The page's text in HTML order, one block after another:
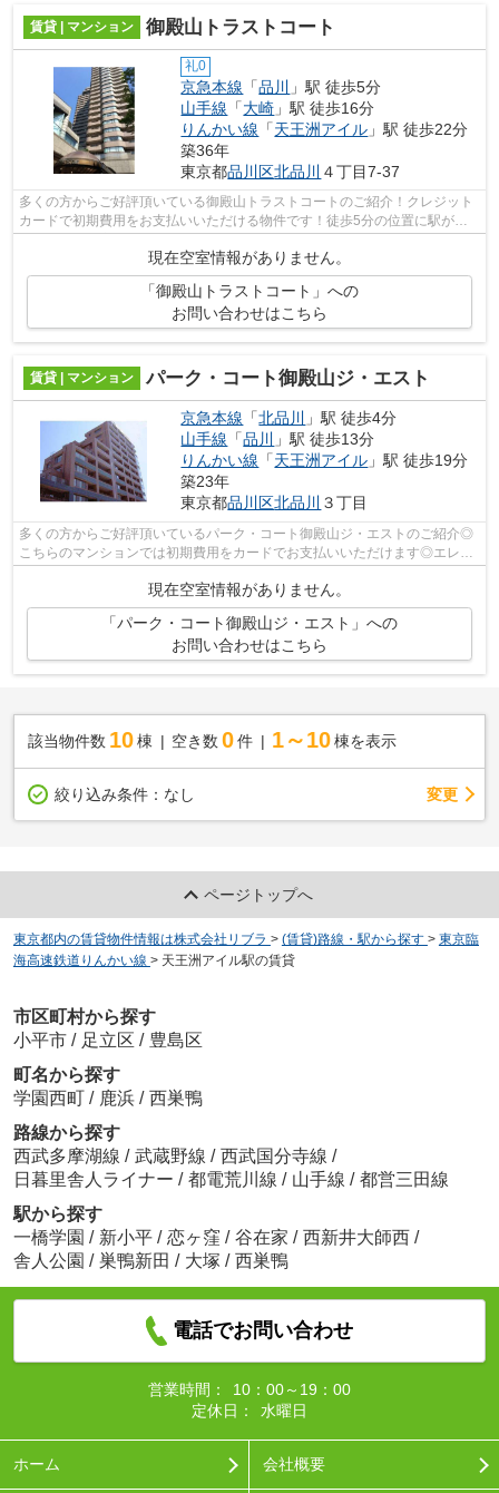
賃貸 | マンション 御殿山トラストコート
礼0
京急本線 「品川
」駅 徒歩5分
山手線 「大崎 」駅 徒歩16分
りんかい線 「天王洲アイル 」駅 徒歩22分
築36年
東京都品川区北品川 ４丁目7-37
多くの方からご好評頂いている御殿山トラストコートのご紹介！クレジット
カードで初期費用をお支払いいただける物件です！徒歩5分の位置に駅があ
現在空室情報がありません。
「御殿山トラストコート」への
お問い合わせはこちら
賃貸 | マンション パーク・コート御殿山ジ・エスト
京急本線 「北品川
」駅 徒歩4分
山手線 「品川
」駅 徒歩13分
りんかい線 「天王洲アイル 」駅 徒歩19分
築23年
東京都品川区北品川 ３丁目
多くの方からご好評頂いているパーク・コート御殿山ジ・エストのご紹介◎
こちらのマンションでは初期費用をカードでお支払いいただけます◎エレベ
ーター付き物件です◎地上12階建てのマン...
現在空室情報がありません。
「パーク・コート御殿山ジ・エスト」への
お問い合わせはこちら
該当物件数 10棟 空き数 0 件 1～10 棟を表示
絞り込み条件： なし 変更
ページトップへ
東京都内の賃貸物件情報は株式会社リブラ > (賃貸)路線・駅から探す > 東京臨
海高速鉄道りんかい線 > 天王洲アイル駅の賃貸
市区町村から探す
小平市 / 足立区 / 豊島区
町名から探す
学園西町 / 鹿浜 / 西巣鴨
路線から探す
西武多摩湖線 / 武蔵野線 / 西武国分寺線 /
日暮里舎人ライナー / 都電荒川線 / 山手線 / 都営三田線
駅から探す
一橋学園 / 新小平 / 恋ヶ窪 / 谷在家 / 西新井大師西 /
舎人公園 / 巣鴨新田 / 大塚 / 西巣鴨
電話でお問い合わせ
営業時間：
10：00～19：00
定休日：
水曜日
ホーム 会社概要